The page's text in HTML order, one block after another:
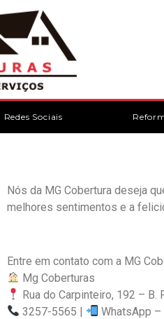
Redes Sociais
Nós da MG Cobertura deseja
melhores sentimentos e a
Entre em contato com a MG
Mg Coberturas
Rua do Carpinteiro, 192 – B.
3257-5565 |
WhatsApp –